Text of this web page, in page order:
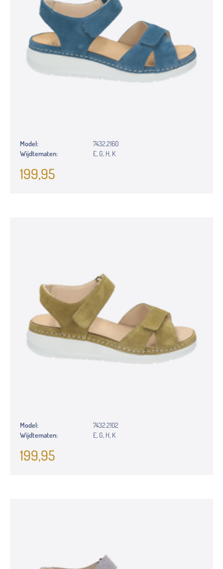
Model:
7432.2160
Wijdtematen:
E, G, H, K
199,95
Model:
7432.2102
Wijdtematen:
E, G, H, K
199,95